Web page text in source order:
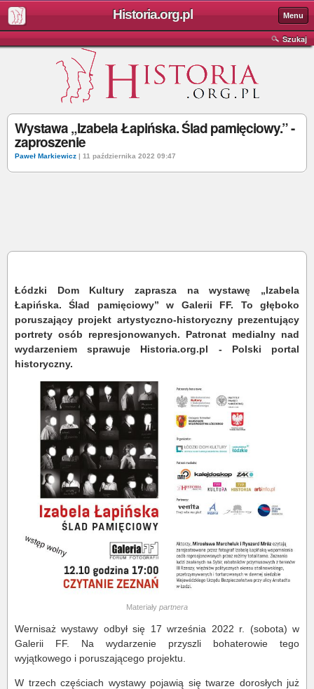
Historia.org.pl Menu
Szukaj
Wystawa „Izabela Łapińska. Ślad pamięciowy.” -
zaproszenie
Paweł Markiewicz | 11 października 2022 09:47
Łódzki Dom Kultury zaprasza na wystawę „Izabela
Łapińska. Ślad pamięciowy” w Galerii FF. To głęboko
poruszający projekt artystyczno-historyczny prezentujący
portrety osób represjonowanych. Patronat medialny nad
wydarzeniem sprawuje Historia.org.pl - Polski portal
historyczny.
Materiały partnera
Wernisaż wystawy odbył się 17 września 2022 r. (sobota) w
Galerii FF. Na wydarzenie przyszli bohaterowie tego
wyjątkowego i poruszającego projektu.
W trzech częściach wystawy pojawią się twarze dorosłych już